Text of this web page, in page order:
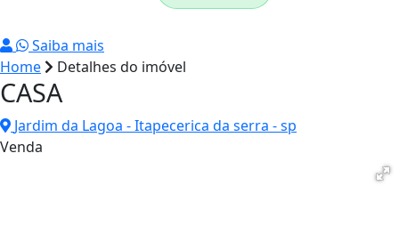
Saiba mais
Home
Detalhes do imóvel
CASA
Jardim da Lagoa - Itapecerica da serra - sp
Venda